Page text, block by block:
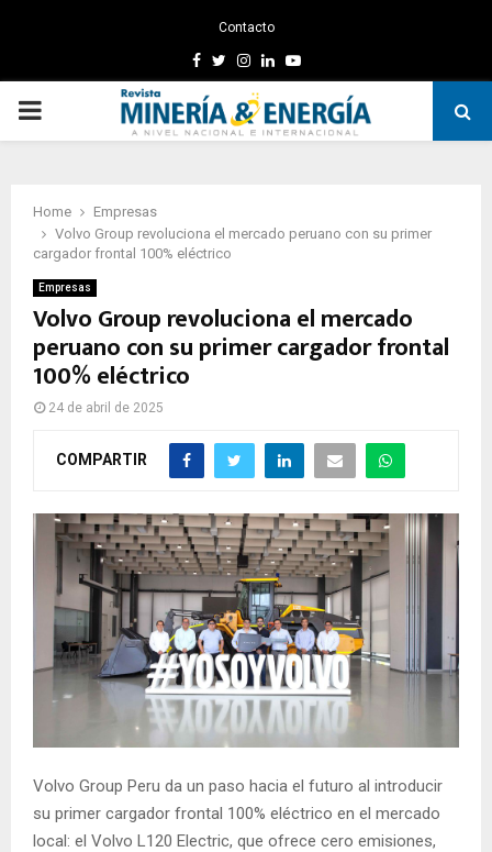
Contacto
Facebook
TwitterInstagram
LinkedinYoutube
PRIMARY
Home
Empresas
Volvo Group revoluciona el mercado peruano con su primer
cargador frontal 100% eléctrico
Empresas
Volvo Group revoluciona el mercado
peruano con su primer cargador frontal
100% eléctrico
24 de abril de 2025
COMPARTIR
Volvo Group Peru da un paso hacia el futuro al introducir
su primer cargador frontal 100% eléctrico en el mercado
local: el Volvo L120 Electric, que ofrece cero emisiones,